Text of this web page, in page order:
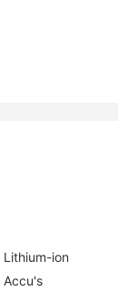
Lithium-ion
Accu's